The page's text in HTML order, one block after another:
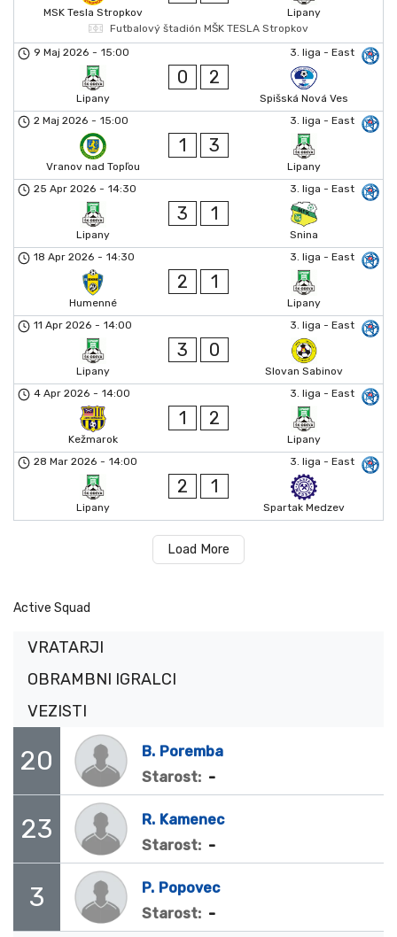
MSK Tesla Stropkov
Lipany
Futbalový štadión MŠK TESLA Stropkov
3. liga - East
9 Maj 2026 - 15:00
Lipany
0 2
Spišská Nová Ves
3. liga - East
2 Maj 2026 - 15:00
Vranov nad Topľou
1 3
Lipany
3. liga - East
25 Apr 2026 - 14:30
Lipany
3 1
Snina
3. liga - East
18 Apr 2026 - 14:30
Humenné
2 1
Lipany
3. liga - East
11 Apr 2026 - 14:00
Lipany
3 0
Slovan Sabinov
3. liga - East
4 Apr 2026 - 14:00
Kežmarok
1 2
Lipany
3. liga - East
28 Mar 2026 - 14:00
Lipany
2 1
Spartak Medzev
Load More
Active Squad
VRATARJI
OBRAMBNI IGRALCI
VEZISTI
20 B. Poremba
Starost: -
23 R. Kamenec
Starost: -
3 P. Popovec
Starost: -